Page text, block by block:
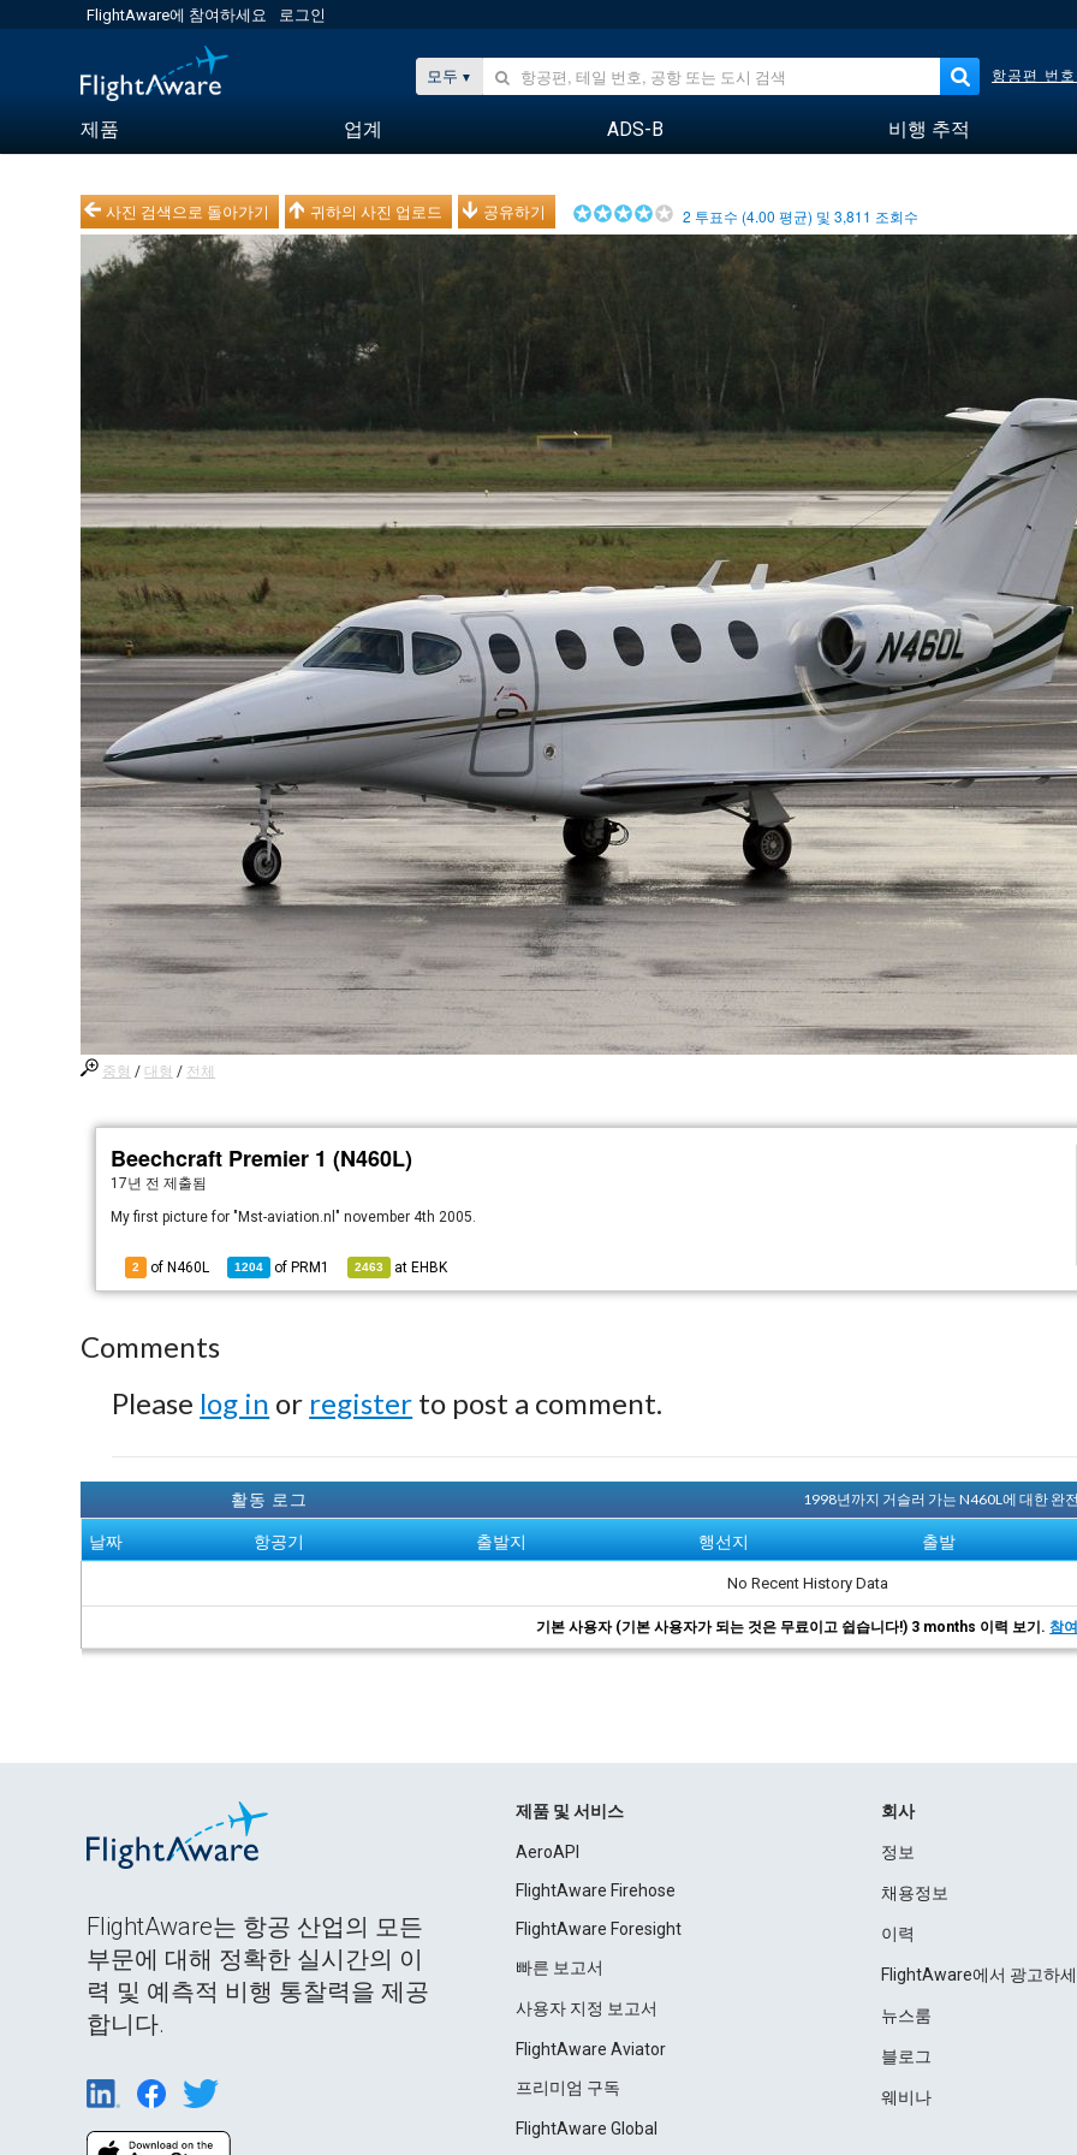
FlightAware에 참여하세요 로그인
모두 항공편 번
제품 업계 ADS-B 비행 추적
사진 검색으로 돌아가기 귀하의 사진 업로드 공유하기 2 투표수 (4.00 평균) 및3,811 조회수
중형 / 대형 / 전체
Beechcraft Premier 1 (N460L)
17년 전 제출됨
My first picture for "Mst-aviation.nl" november 4th 2005.
2 of N460L 1204 of PRM1 2463 at EHBK
Comments
Please log in or register to post a comment.
활동 로그 1998년까지 거슬러 가는 N460L에 대한 완
날짜 항공기 출발지 행선지 출발
No Recent History Data
기본 사용자 (기본 사용자가 되는 것은 무료이고 쉽습니다!) 3 months 이력 보기.참
FlightAware는 항공 산업의 모든
부문에 대해 정확한 실시간의 이
력 및 예측적 비행 통찰력을 제공
합니다.
제품 및 서비스
AeroAPI
FlightAware Firehose
FlightAware Foresight
빠른 보고서
사용자 지정 보고서
FlightAware Aviator
프리미엄 구독
FlightAware Global
회사
정보
채용정보
이력
FlightAware에서 광고하
뉴스룸
블로그
웨비나